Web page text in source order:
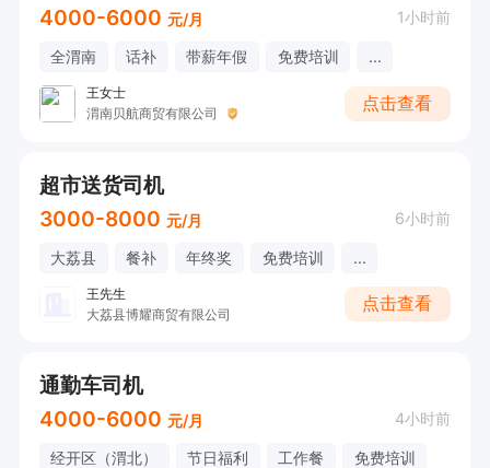
4000-6000 元/月 1小时前
全渭南 话补 带薪年假 免费培训 ...
王女士
渭南贝航商贸有限公司
点击查看
超市送货司机
3000-8000 元/月 6小时前
大荔县 餐补 年终奖 免费培训 ...
王先生
大荔县博耀商贸有限公司
点击查看
通勤车司机
4000-6000 元/月 4小时前
经开区（渭北） 节日福利 工作餐
免费培训